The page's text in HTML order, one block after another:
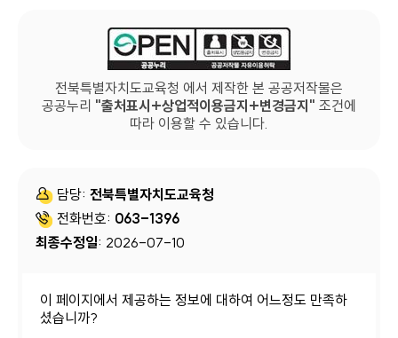
전북특별자치도교육청 에서 제작한 본 공공저작물은
공공누리
출처표시+상업적이용금지+변경금지
조건에
따라 이용할 수 있습니다.
담당: 전북특별자치도교육청
전화번호: 063-1396
최종수정일: 2026-07-10
이 페이지에서 제공하는 정보에 대하여 어느정도 만족하
셨습니까?